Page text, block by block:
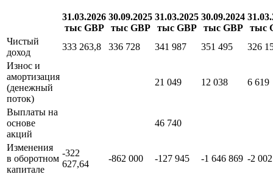
31.03.2026
тыс GBP
30.09.2025
тыс GBP
31.03.2025
тыс GBP
30.09.2024
тыс GBP
тыс
Чистый
доход
333 263,8 336 728 341 987 351 495
326
Износ и
амортизация
(денежный
поток)
21 049 12 038 6 619
Выплаты на
основе
акций
46 740
Изменения
в оборотном
капитале
-322
627,64
-862 000 -127 945 -1 646 869 -2